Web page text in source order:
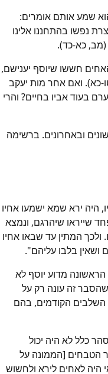
שמע אותם אומרים:
נפשו בהתחננו אלינו
(מב, כא-כד).
חששו שיוסף יענישם,
כא). ואם אחר מות יעקב
בעוד אביו בחיים? והרי
ובאחרונים. ברשימה
היה ירא שמא ישמעו אחיו
שייראו שיהרגם, ונמצא
ולכך המתין עד שבאו אחיו
ושאין בלבו עליהם".
מדוע יוסף לא
זה עונה רק על
השלבים הקודמים, בהם
כלל לא היה יכול
הטבחים [הממונה על
היה לאחים לירא ולחשוש